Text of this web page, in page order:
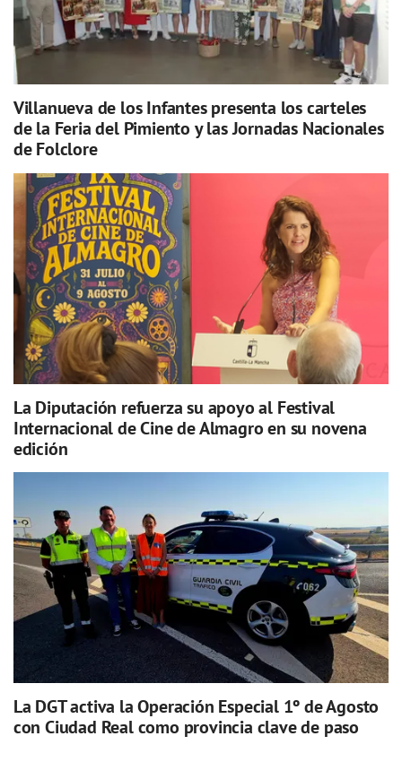
Villanueva de los Infantes presenta los carteles
de la Feria del Pimiento y las Jornadas Nacionales
de Folclore
La Diputación refuerza su apoyo al Festival
Internacional de Cine de Almagro en su novena
edición
La DGT activa la Operación Especial 1º de Agosto
con Ciudad Real como provincia clave de paso